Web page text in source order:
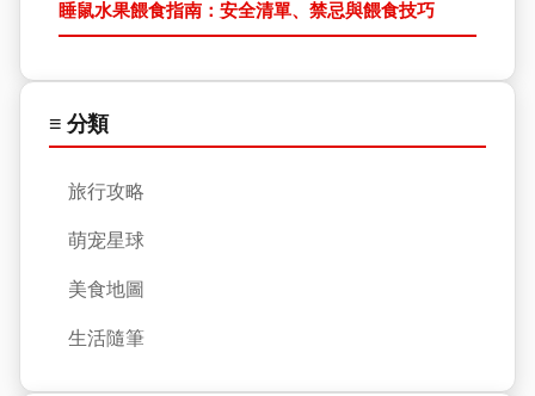
睡鼠水果餵食指南：安全清單、禁忌與餵食技巧
≡ 分類
旅行攻略
萌宠星球
美食地圖
生活隨筆